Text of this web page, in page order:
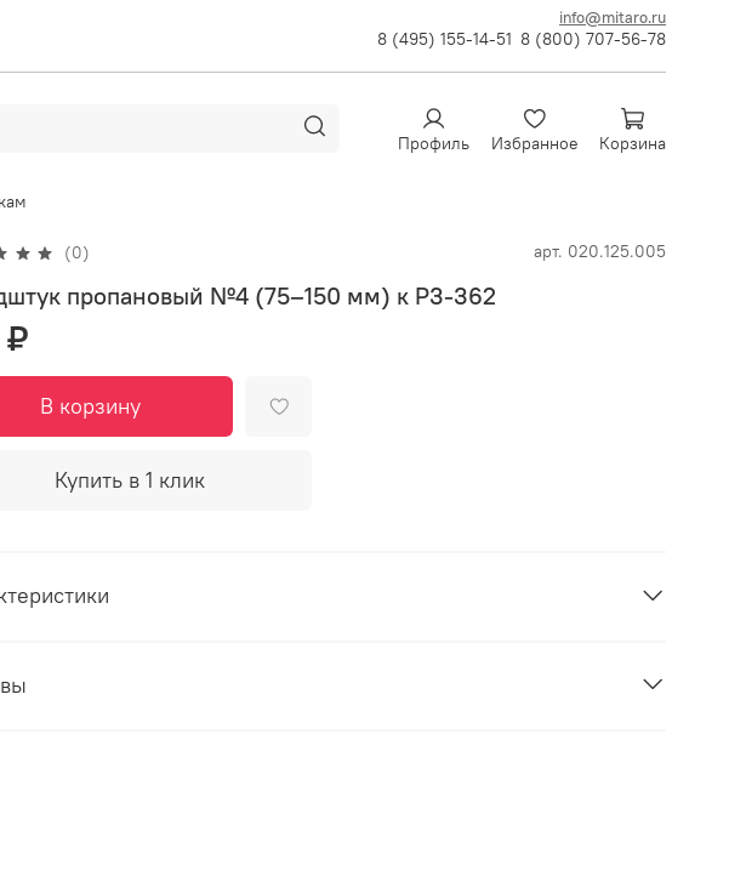
info@mitaro.ru
8 (495) 155-14-51 8 (800) 707-56-78
Профиль Избранное Корзина
(0) арт. 020.125.005
пропановый №4 (75–150 мм) к Р3-362
₽
В корзину
Купить в 1 клик